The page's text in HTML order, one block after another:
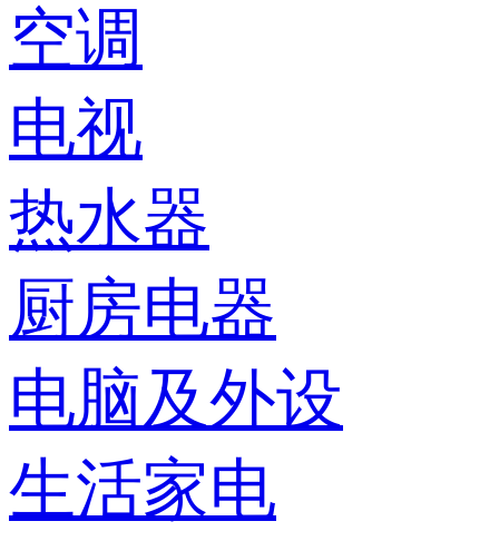
空调
电视
热水器
厨房电器
电脑及外设
生活家电